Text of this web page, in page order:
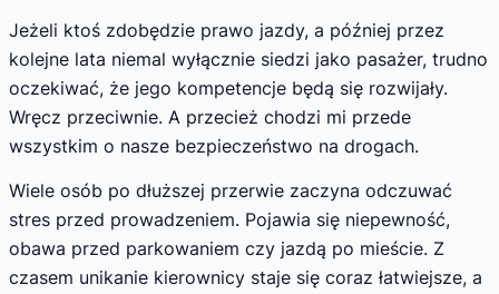
Jeżeli ktoś zdobędzie prawo jazdy, a później przez
kolejne lata niemal wyłącznie siedzi jako pasażer, trudno
oczekiwać, że jego kompetencje będą się rozwijały.
Wręcz przeciwnie. A przecież chodzi mi przede
wszystkim o nasze bezpieczeństwo na drogach.
Wiele osób po dłuższej przerwie zaczyna odczuwać
stres przed prowadzeniem. Pojawia się niepewność,
obawa przed parkowaniem czy jazdą po mieście. Z
czasem unikanie kierownicy staje się coraz łatwiejsze, a